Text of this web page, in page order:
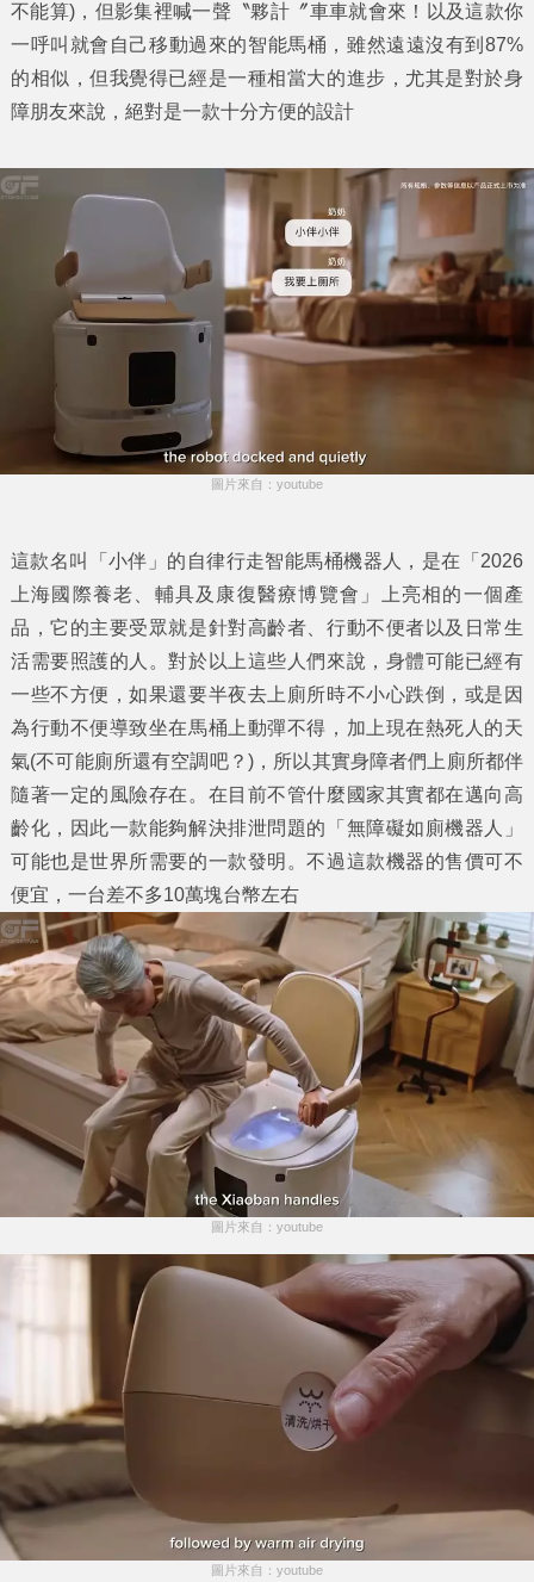
不能算)，但影集裡喊一聲〝夥計〞車車就會來！以及這款你
一呼叫就會自己移動過來的智能馬桶，雖然遠遠沒有到87%
的相似，但我覺得已經是一種相當大的進步，尤其是對於身
障朋友來說，絕對是一款十分方便的設計
圖片來自：youtube
這款名叫「小伴」的自律行走智能馬桶機器人，是在「2026
上海國際養老、輔具及康復醫療博覽會」上亮相的一個產
品，它的主要受眾就是針對高齡者、行動不便者以及日常生
活需要照護的人。對於以上這些人們來說，身體可能已經有
一些不方便，如果還要半夜去上廁所時不小心跌倒，或是因
為行動不便導致坐在馬桶上動彈不得，加上現在熱死人的天
氣(不可能廁所還有空調吧？)，所以其實身障者們上廁所都伴
隨著一定的風險存在。在目前不管什麼國家其實都在邁向高
齡化，因此一款能夠解決排泄問題的「無障礙如廁機器人」
可能也是世界所需要的一款發明。不過這款機器的售價可不
便宜，一台差不多10萬塊台幣左右
圖片來自：youtube
圖片來自：youtube